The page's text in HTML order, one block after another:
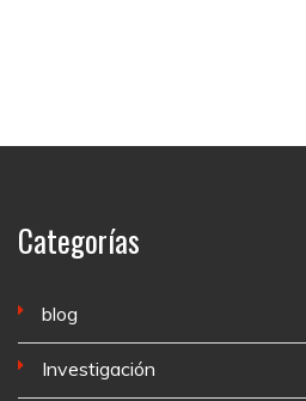
Categorías
blog
Investigación